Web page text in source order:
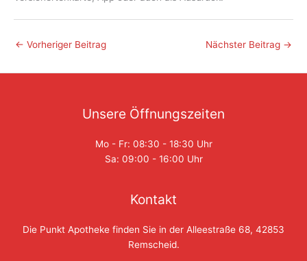
← Vorheriger Beitrag Nächster Beitrag →
Unsere Öffnungszeiten
Mo - Fr: 08:30 - 18:30 Uhr
Sa: 09:00 - 16:00 Uhr
Kontakt
Die Punkt Apotheke finden Sie in der Alleestraße 68, 42853
Remscheid.